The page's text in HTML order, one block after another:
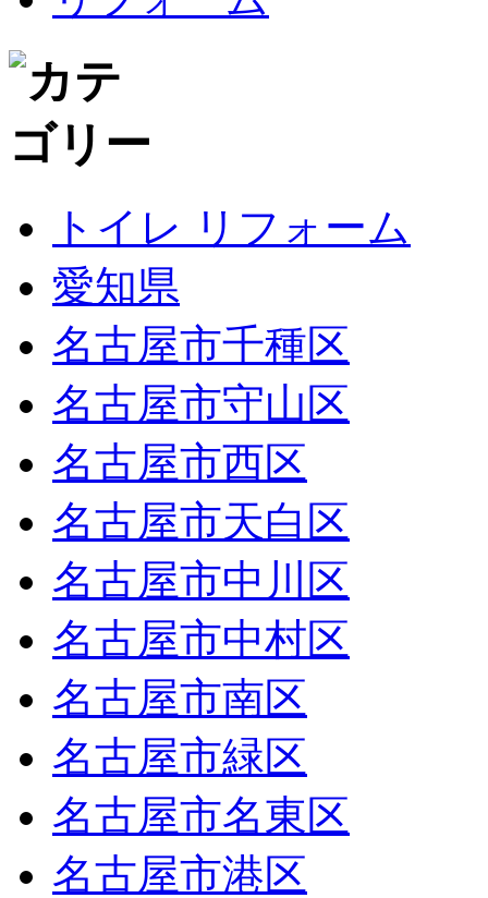
トイレ リフォーム
愛知県
名古屋市千種区
名古屋市守山区
名古屋市西区
名古屋市天白区
名古屋市中川区
名古屋市中村区
名古屋市南区
名古屋市緑区
名古屋市名東区
名古屋市港区